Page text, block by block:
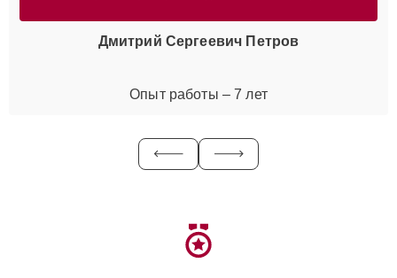
Дмитрий Сергеевич Петров
Опыт работы – 7 лет